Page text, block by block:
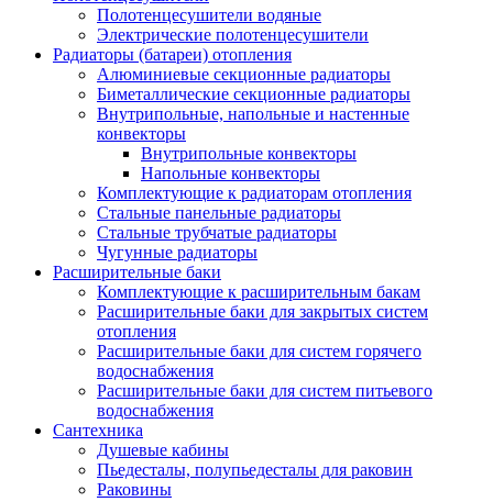
Полотенцесушители водяные
Электрические полотенцесушители
Радиаторы (батареи) отопления
Алюминиевые секционные радиаторы
Биметаллические секционные радиаторы
Внутрипольные, напольные и настенные
конвекторы
Внутрипольные конвекторы
Напольные конвекторы
Комплектующие к радиаторам отопления
Стальные панельные радиаторы
Стальные трубчатые радиаторы
Чугунные радиаторы
Расширительные баки
Комплектующие к расширительным бакам
Расширительные баки для закрытых систем
отопления
Расширительные баки для систем горячего
водоснабжения
Расширительные баки для систем питьевого
водоснабжения
Сантехника
Душевые кабины
Пьедесталы, полупьедесталы для раковин
Раковины